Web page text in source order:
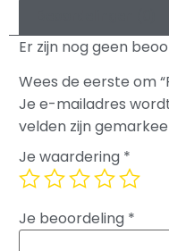
Er zijn nog geen
Wees de eerste om
Je e-mailadres
velden zijn
Je waardering *
Je beoordeling *